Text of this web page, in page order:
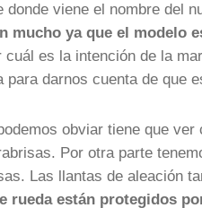
donde viene el nombre del
mucho ya que el modelo
cuál es la intención de la
para darnos cuenta de que
obviar tiene que ver
Por otra parte
Las llantas de aleación
rueda están protegidos